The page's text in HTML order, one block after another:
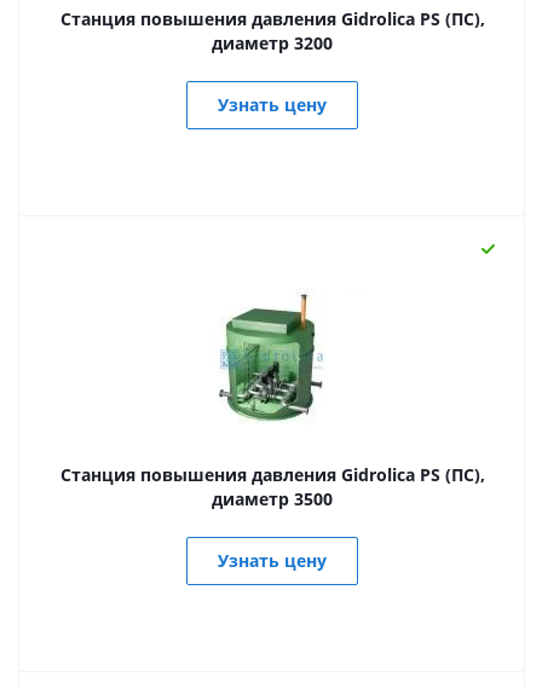
Станция повышения давления Gidrolica PS (ПС),
диаметр 3200
Узнать цену
Станция повышения давления Gidrolica PS (ПС),
диаметр 3500
Узнать цену